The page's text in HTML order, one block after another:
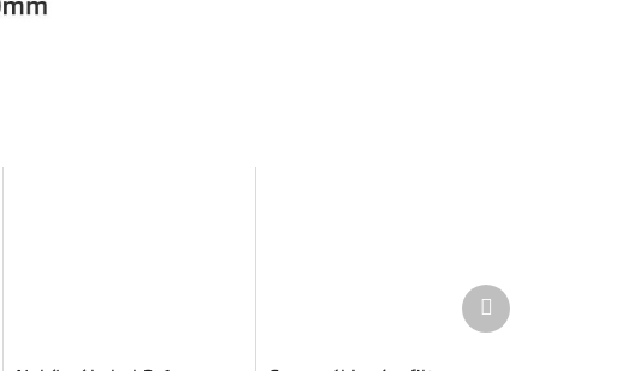
Další
produkt